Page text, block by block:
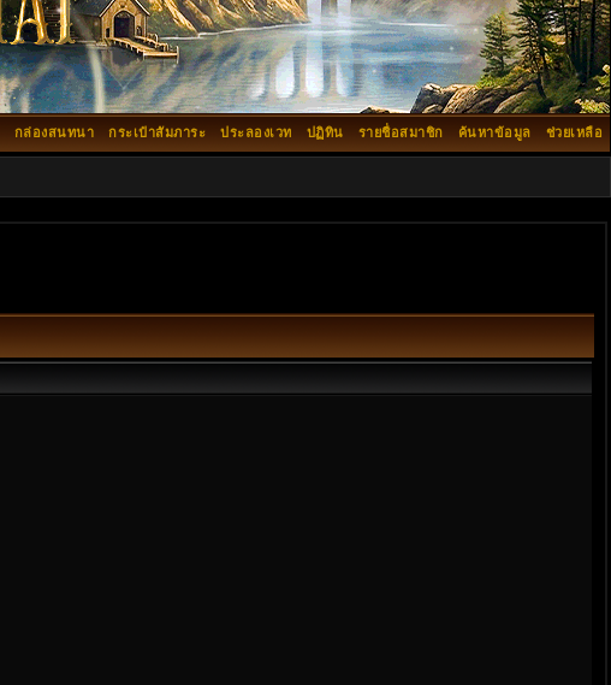
ช่วยเหลือ
ค้นหาข้อมูล
รายชื่อสมาชิก
ปฏิทิน
ประลองเวท
กระเป๋าสัมภาระ
กล่องสนทนา